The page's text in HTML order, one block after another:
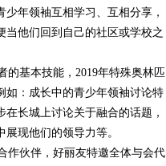
年领袖互相学习、互相分享，
他们回到自己的社区或学校之
基本技能，2019年特殊奥林匹
如：成长中的青少年领袖讨论特
长城上讨论关于融合的话题，
现他们的领导力等。
作伙伴，好丽友特邀全体与会代